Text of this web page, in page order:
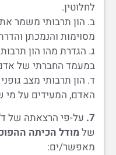
לחלוטין.
ב. הון תרבותי משמר
מסוימות והנמכתן
ג. הגדרת מהו הון
במעמד החברתי של
ד. הון תרבותי מצב
האדם, המעידים על מי
7. על-פי הרצאתה של
שלמודל הכיתה
מאפשר/ים: